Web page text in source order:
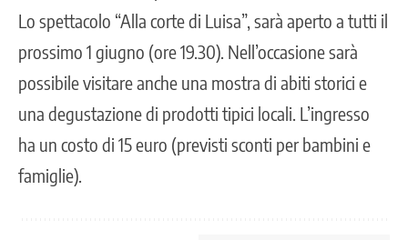
Lo spettacolo “Alla corte di Luisa”, sarà aperto a tutti il
prossimo 1 giugno (ore 19.30). Nell’occasione sarà
possibile visitare anche una mostra di abiti storici e
una degustazione di prodotti tipici locali. L’ingresso
ha un costo di 15 euro (previsti sconti per bambini e
famiglie).